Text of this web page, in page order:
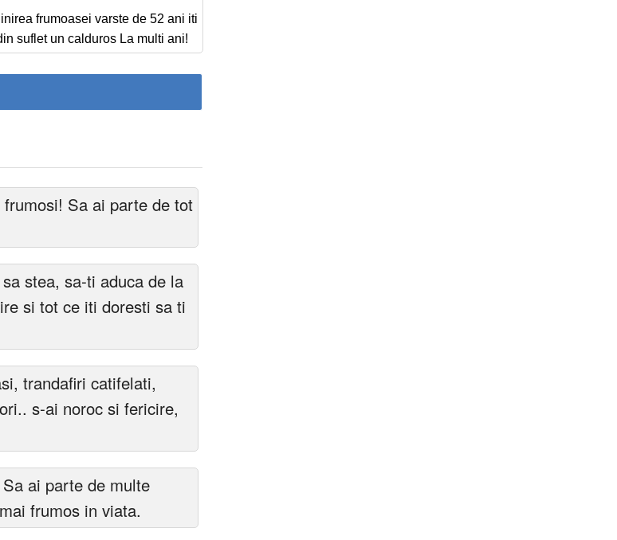
frumoasei varste de 52 ani iti
suflet un calduros La multi ani!
Sa ai parte de tot
stea, sa-ti aduca de la
si tot ce iti doresti sa ti
trandafiri catifelati,
s-ai noroc si fericire,
ai parte de multe
frumos in viata.